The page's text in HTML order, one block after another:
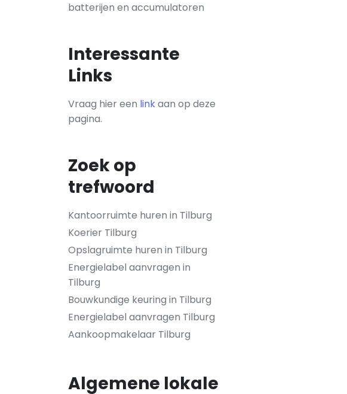
batterijen en accumulatoren
Interessante
Links
Vraag hier een linkaan op deze
pagina.
Zoek op
trefwoord
Kantoorruimte huren in Tilburg
Koerier Tilburg
Opslagruimte huren in Tilburg
Energielabel aanvragen in
Tilburg
Bouwkundige keuring in Tilburg
Energielabel aanvragen Tilburg
Aankoopmakelaar Tilburg
Algemene lokale